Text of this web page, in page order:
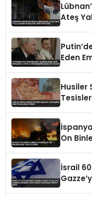
Ateş
Eden
Husiler
On
İsrail